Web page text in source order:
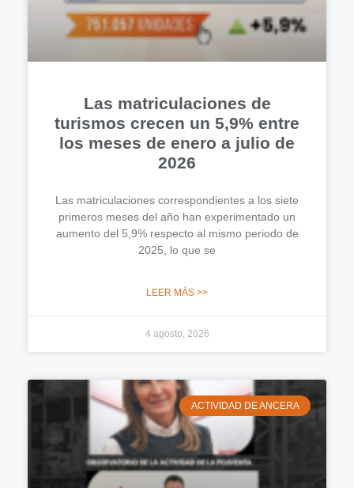
Las matriculaciones de
turismos crecen un 5,9% entre
los meses de enero a julio de
2026
Las matriculaciones correspondientes a los siete
primeros meses del año han experimentado un
aumento del 5,9% respecto al mismo periodo de
2025, lo que se
LEER MÁS >>
4 agosto, 2026
ACTIVIDAD DE ANCERA